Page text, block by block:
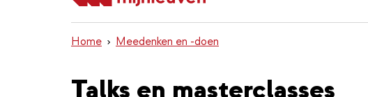
Home Meedenken en -doen
Talks en masterclasses